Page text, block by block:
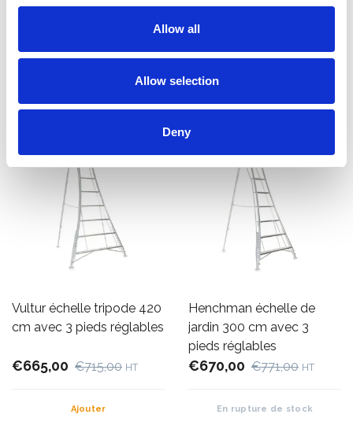
Allow all
Allow selection
Deny
pieds réglables
€245,00
Vultur échelle tripode 420
cm avec 3 pieds réglables
€665,00 €715,00 HT
Ajouter
Henchman échelle de
jardin 300 cm avec 3
pieds réglables
€670,00 €771,00 HT
En rupture de stock